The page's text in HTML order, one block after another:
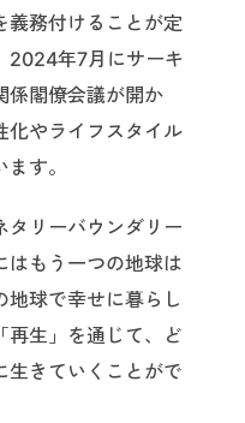
義務付けることが定
2024年7月にサーキ
係閣僚会議が開か
化やライフスタイル
す。
タリーバウンダリー
はもう一つの地球は
地球で幸せに暮らし
再生」を通じて、ど
生きていくことがで